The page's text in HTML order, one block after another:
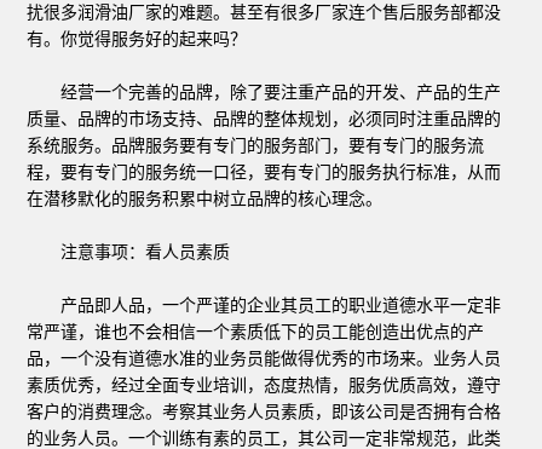
扰很多润滑油厂家的难题。甚至有很多厂家连个售后服务部都没
有。你觉得服务好的起来吗？
经营一个完善的品牌，除了要注重产品的开发、产品的生产
质量、品牌的市场支持、品牌的整体规划，必须同时注重品牌的
系统服务。品牌服务要有专门的服务部门，要有专门的服务流
程，要有专门的服务统一口径，要有专门的服务执行标准，从而
在潜移默化的服务积累中树立品牌的核心理念。
注意事项：看人员素质
产品即人品，一个严谨的企业其员工的职业道德水平一定非
常严谨，谁也不会相信一个素质低下的员工能创造出优点的产
品，一个没有道德水准的业务员能做得优秀的市场来。业务人员
素质优秀，经过全面专业培训，态度热情，服务优质高效，遵守
客户的消费理念。考察其业务人员素质，即该公司是否拥有合格
的业务人员。一个训练有素的员工，其公司一定非常规范，此类